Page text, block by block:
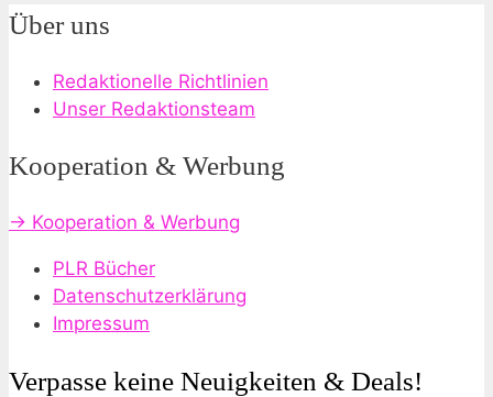
Über uns
Redaktionelle Richtlinien
Unser Redaktionsteam
Kooperation & Werbung
→ Kooperation & Werbung
PLR Bücher
Datenschutzerklärung
Impressum
Verpasse keine Neuigkeiten & Deals!